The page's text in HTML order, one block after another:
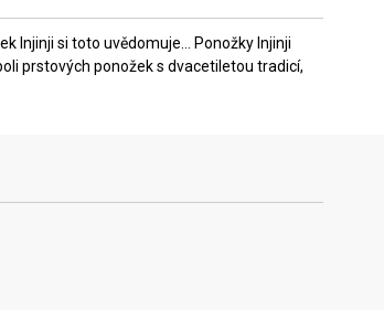
Injinji si toto uvědomuje... Ponožky Injinji
prstových ponožek s dvacetiletou tradicí,